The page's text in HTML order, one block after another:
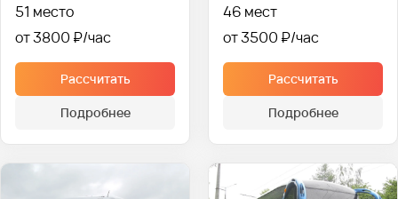
51 место
от 3800 ₽
Рассчитать
Подробнее
46 мест
от 3500 ₽
Рассчитать
Подробнее